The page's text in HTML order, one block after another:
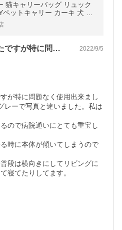
猫キャリーバッグ リュック
ペットキャリー カーキ 犬 キ
お出かけ 犬 猫旅行 ペット
うちの子には大きかったですが特に問題な… 2022/9/5
が特に問題なく使用出来まし
レーで写真と違いました。私は
ので病院通いにとても重宝し
時に本体が傾いてしまうので
段は横向きにしてリビングに
寝てたりしてます。